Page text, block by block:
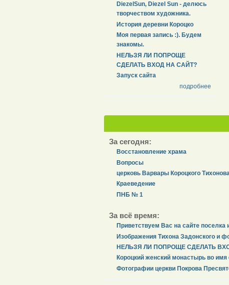
DiezelSun, Diezel Sun - делюсь
творчеством художника.
История деревни Короцко
Моя первая запись :). Будем
знакомы.
НЕЛЬЗЯ ЛИ ПОПРОЩЕ
СДЕЛАТЬ ВХОД НА САЙТ?
Запуск сайта
подробнее
За сегодня:
Восстановление храма
Вопросы
церковь Варвары Короцкого
Краеведение
ПНБ № 1
За всё время:
Приветствуем Вас на сайте
Изображения Тихона Задонского и
НЕЛЬЗЯ ЛИ ПОПРОЩЕ СДЕЛАТЬ
Короцкий женский монастырь во имя
Фотографии церкви Покрова